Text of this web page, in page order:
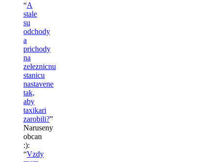
“A
stale
su
odchody
a
prichody
na
zeleznicnu
stanicu
nastavene
tak,
aby
taxikari
zarobili?”
Naruseny
obcan
:):
“Vzdy